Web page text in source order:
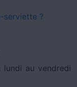
serviette ?
au vendredi